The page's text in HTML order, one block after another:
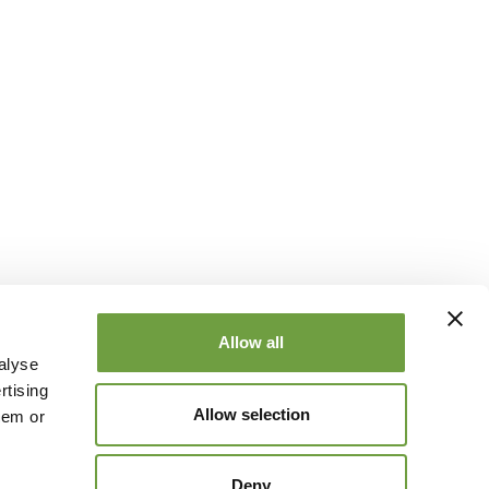
or
Allow all
Allow selection
Deny